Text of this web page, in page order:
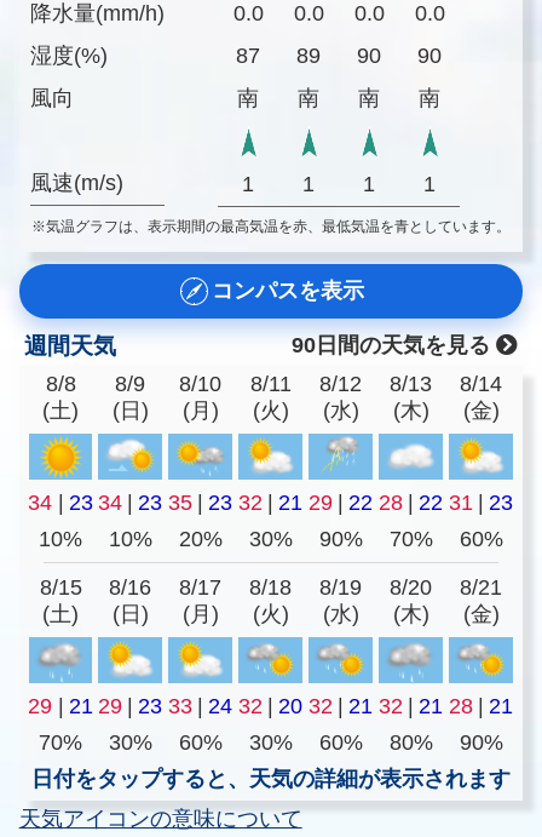
降水量(mm/h)
湿度(%)
風向
風速(m/s)
0.0 0.0 0.0
0.0
87
89 90
90
南
南 南 南
1 1 1 1
※気温グラフは、表示期間の最高気温を赤、最低気温を青としています。
コンパスを表示
週間天気
90日間の天気を見る
8/8
(土)
8/9
(日)
8/10
(月)
8/11
(火)
8/12
(水)
8/13
(木)
8/14
(金)
34 | 23 34 | 23 35 | 23 32 | 21 29 | 22 28 | 22 31 | 23
10%
10% 20% 30% 90% 70% 60%
8/15
(土)
8/16
(日)
8/17
(月)
8/18
(火)
8/19
(水)
8/20
(木)
8/21
(金)
29 | 21 29 | 23 33 | 24 32 | 20 32 | 21 32 | 21 28 | 21
70%
30% 60% 30% 60% 80%
90%
日付をタップすると、天気の詳細が表示されます
天気アイコンの意味について